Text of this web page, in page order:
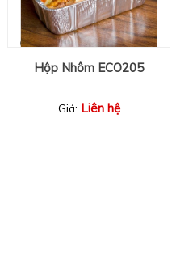
Hộp Nhôm ECO205
Giá: Liên hệ